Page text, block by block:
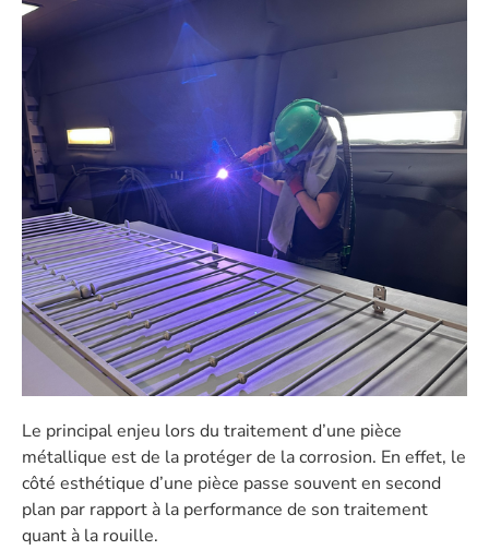
Le principal enjeu lors du traitement d’une pièce
métallique est de la protéger de la corrosion. En effet, le
côté esthétique d’une pièce passe souvent en second
plan par rapport à la performance de son traitement
quant à la rouille.